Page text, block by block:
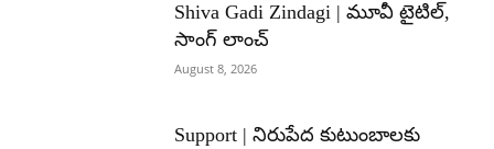
Shiva Gadi Zindagi | మూవీ టైటిల్,
సాంగ్ లాంచ్
August 8, 2026
Support | నిరుపేద కుటుంబాలకు